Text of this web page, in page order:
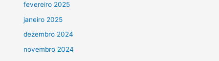
fevereiro 2025
janeiro 2025
dezembro 2024
novembro 2024